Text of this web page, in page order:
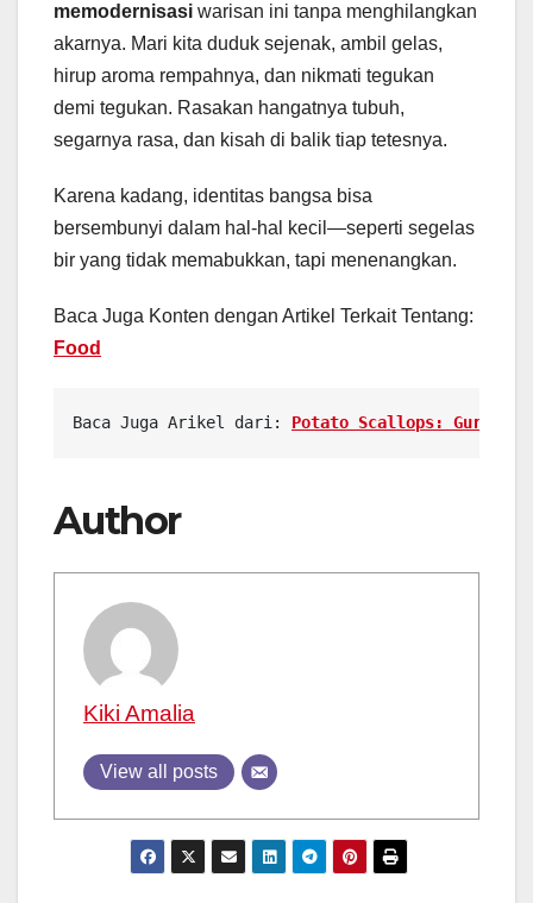
memodernisasi warisan ini tanpa menghilangkan
akarnya. Mari kita duduk sejenak, ambil gelas,
hirup aroma rempahnya, dan nikmati tegukan
demi tegukan. Rasakan hangatnya tubuh,
segarnya rasa, dan kisah di balik tiap tetesnya.
Karena kadang, identitas bangsa bisa
bersembunyi dalam hal-hal kecil—seperti segelas
bir yang tidak memabukkan, tapi menenangkan.
Baca Juga Konten dengan Artikel Terkait Tentang:
Food
Baca Juga Arikel dari: Potato Scallops: Gurih,
Author
Kiki Amalia
View all posts